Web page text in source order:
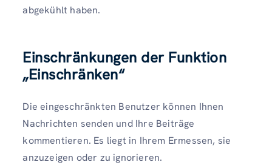
abgekühlt haben.
Einschränkungen der Funktion
„Einschränken“
Die eingeschränkten Benutzer können Ihnen
Nachrichten senden und Ihre Beiträge
kommentieren. Es liegt in Ihrem Ermessen, sie
anzuzeigen oder zu ignorieren.